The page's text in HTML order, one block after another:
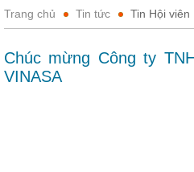
Trang chủ Tin tức Tin Hội viên
Chúc mừng Công ty
VINASA